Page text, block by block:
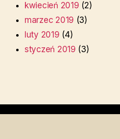
kwiecień 2019 (2)
marzec 2019 (3)
luty 2019 (4)
styczeń 2019 (3)